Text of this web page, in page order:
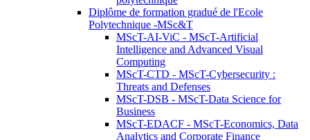
Diplôme de formation gradué de l'Ecole
Polytechnique -MSc&T
MScT-AI-ViC - MScT-Artificial
Intelligence and Advanced Visual
Computing
MScT-CTD - MScT-Cybersecurity :
Threats and Defenses
MScT-DSB - MScT-Data Science for
Business
MScT-EDACF - MScT-Economics, Data
Analytics and Corporate Finance